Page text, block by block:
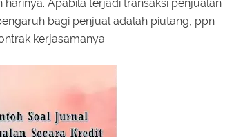
Apabila terjadi transaksi penjualan
bagi penjual adalah piutang, ppn
kerjasamanya.